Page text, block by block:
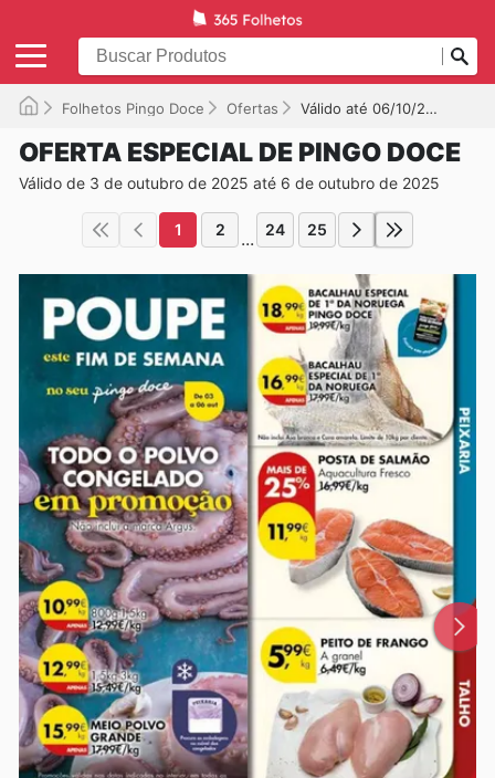
Folhetos Pingo Doce Ofertas Válido até 06/10/2025
OFERTA ESPECIAL DE PINGO DOCE
Válido de 3 de outubro de 2025 até 6 de outubro de 2025
1 2 ... 24 25